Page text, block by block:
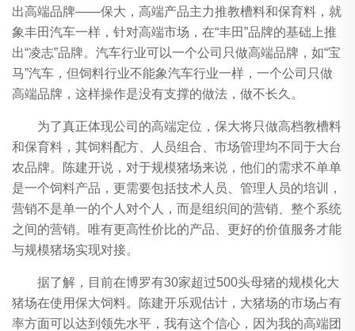
出高端品牌——保大，高端产品主力推教槽料和保育料，就
象丰田汽车一样，针对高端市场，在“丰田”品牌的基础上推
出“凌志”品牌。汽车行业可以一个公司只做高端品牌，如“宝
马”汽车，但饲料行业不能象汽车行业一样，一个公司只做
高端品牌，这样操作是没有支撑的做法，做不长久。
为了真正体现公司的高端定位，保大将只做高档教槽料
和保育料，其饲料配方、人员组合、市场管理均不同于大台
农品牌。陈建开说，对于规模猪场来说，他们的需求不单单
是一个饲料产品，更需要包括技术人员、管理人员的培训，
营销不是单一的个人对个人，而是组织间的营销、整个系统
之间的营销。唯有更高性价比的产品、更好的价值服务才能
与规模猪场实现对接。
据了解，目前在博罗有30家超过500头母猪的规模化大
猪场在使用保大饲料。陈建开乐观估计，大猪场的市场占有
率方面可以达到领先水平，我有这个信心，因为我的高端团